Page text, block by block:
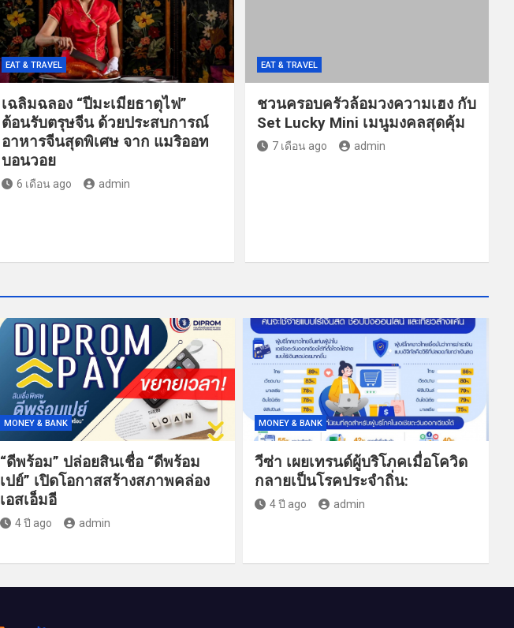
EAT & TRAVEL
เฉลิมฉลอง “ปีมะเมียธาตุไฟ”
ต้อนรับตรุษจีน ด้วยประสบการณ์
อาหารจีนสุดพิเศษ จาก แมริออท
บอนวอย
6 เดือน ago admin
EAT & TRAVEL
ชวนครอบครัวล้อมวงความเฮง กับ
Set Lucky Mini เมนูมงคลสุดคุ้ม
7 เดือน ago admin
MONEY & BANK
“ดีพร้อม” ปล่อยสินเชื่อ “ดีพร้อม
เปย์” เปิดโอกาสสร้างสภาพคล่อง
เอสเอ็มอี
4 ปี ago admin
MONEY & BANK
วีซ่า เผยเทรนด์ผู้บริโภคเมื่อโควิด
กลายเป็นโรคประจำถิ่น:
4 ปี ago admin